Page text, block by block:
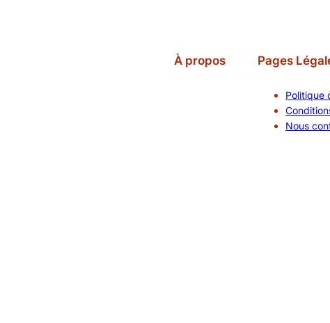
À propos Pages
Politique
Nous